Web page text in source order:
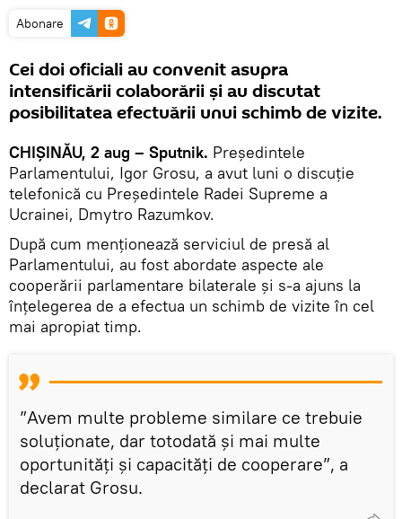
Abonare
Cei doi oficiali au convenit asupra
intensificării colaborării și au discutat
posibilitatea efectuării unui schimb de vizite.
CHIȘINĂU, 2 aug – Sputnik. Președintele
Parlamentului, Igor Grosu, a avut luni o discuție
telefonică cu Președintele Radei Supreme a
Ucrainei, Dmytro Razumkov.
După cum menționează serviciul de presă al
Parlamentului, au fost abordate aspecte ale
cooperării parlamentare bilaterale și s-a ajuns la
înțelegerea de a efectua un schimb de vizite în cel
mai apropiat timp.
”Avem multe probleme similare ce trebuie
soluționate, dar totodată şi mai multe
oportunități şi capacităţi de cooperare”, a
declarat Grosu.